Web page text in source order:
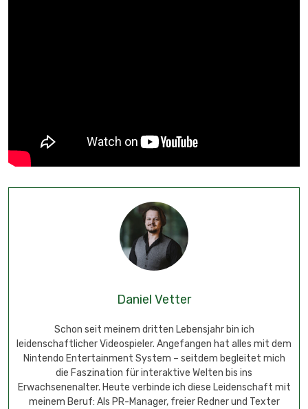
Daniel Vetter
Schon seit meinem dritten Lebensjahr bin ich
leidenschaftlicher Videospieler. Angefangen hat alles mit dem
Nintendo Entertainment System – seitdem begleitet mich
die Faszination für interaktive Welten bis ins
Erwachsenenalter. Heute verbinde ich diese Leidenschaft mit
meinem Beruf: Als PR-Manager, freier Redner und Texter